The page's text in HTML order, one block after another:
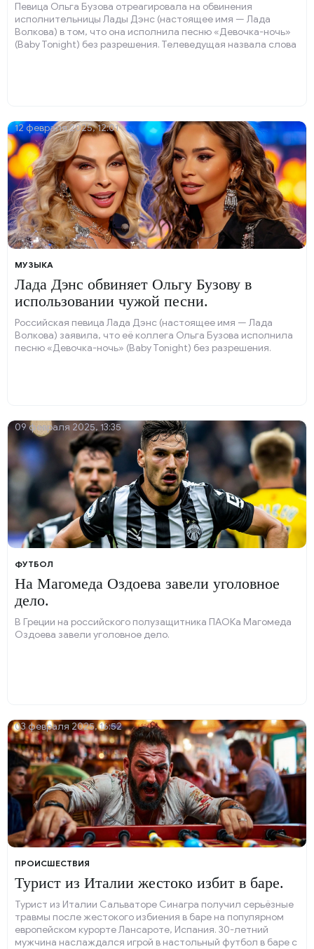
Певица Ольга Бузова отреагировала на обвинения
исполнительницы Лады Дэнс (настоящее имя — Лада
Волкова) в том, что она исполнила песню «Девочка-ночь»
(Baby Tonight) без разрешения. Телеведущая назвала слова
МУЗЫКА
Лада Дэнс обвиняет Ольгу Бузову в
использовании чужой песни.
Российская певица Лада Дэнс (настоящее имя — Лада
Волкова) заявила, что её коллега Ольга Бузова исполнила
песню «Девочка-ночь» (Baby Tonight) без разрешения.
12 февраля 2025, 12:01
ФУТБОЛ
На Магомеда Оздоева завели уголовное
дело.
В Греции на российского полузащитника ПАОКа Магомеда
Оздоева завели уголовное дело.
09 февраля 2025, 13:35
ПРОИСШЕСТВИЯ
Турист из Италии жестоко избит в баре.
Турист из Италии Сальваторе Синагра получил серьёзные
травмы после жестокого избиения в баре на популярном
европейском курорте Лансароте, Испания. 30-летний
мужчина наслаждался игрой в настольный футбол в баре с
03 февраля 2025, 16:52